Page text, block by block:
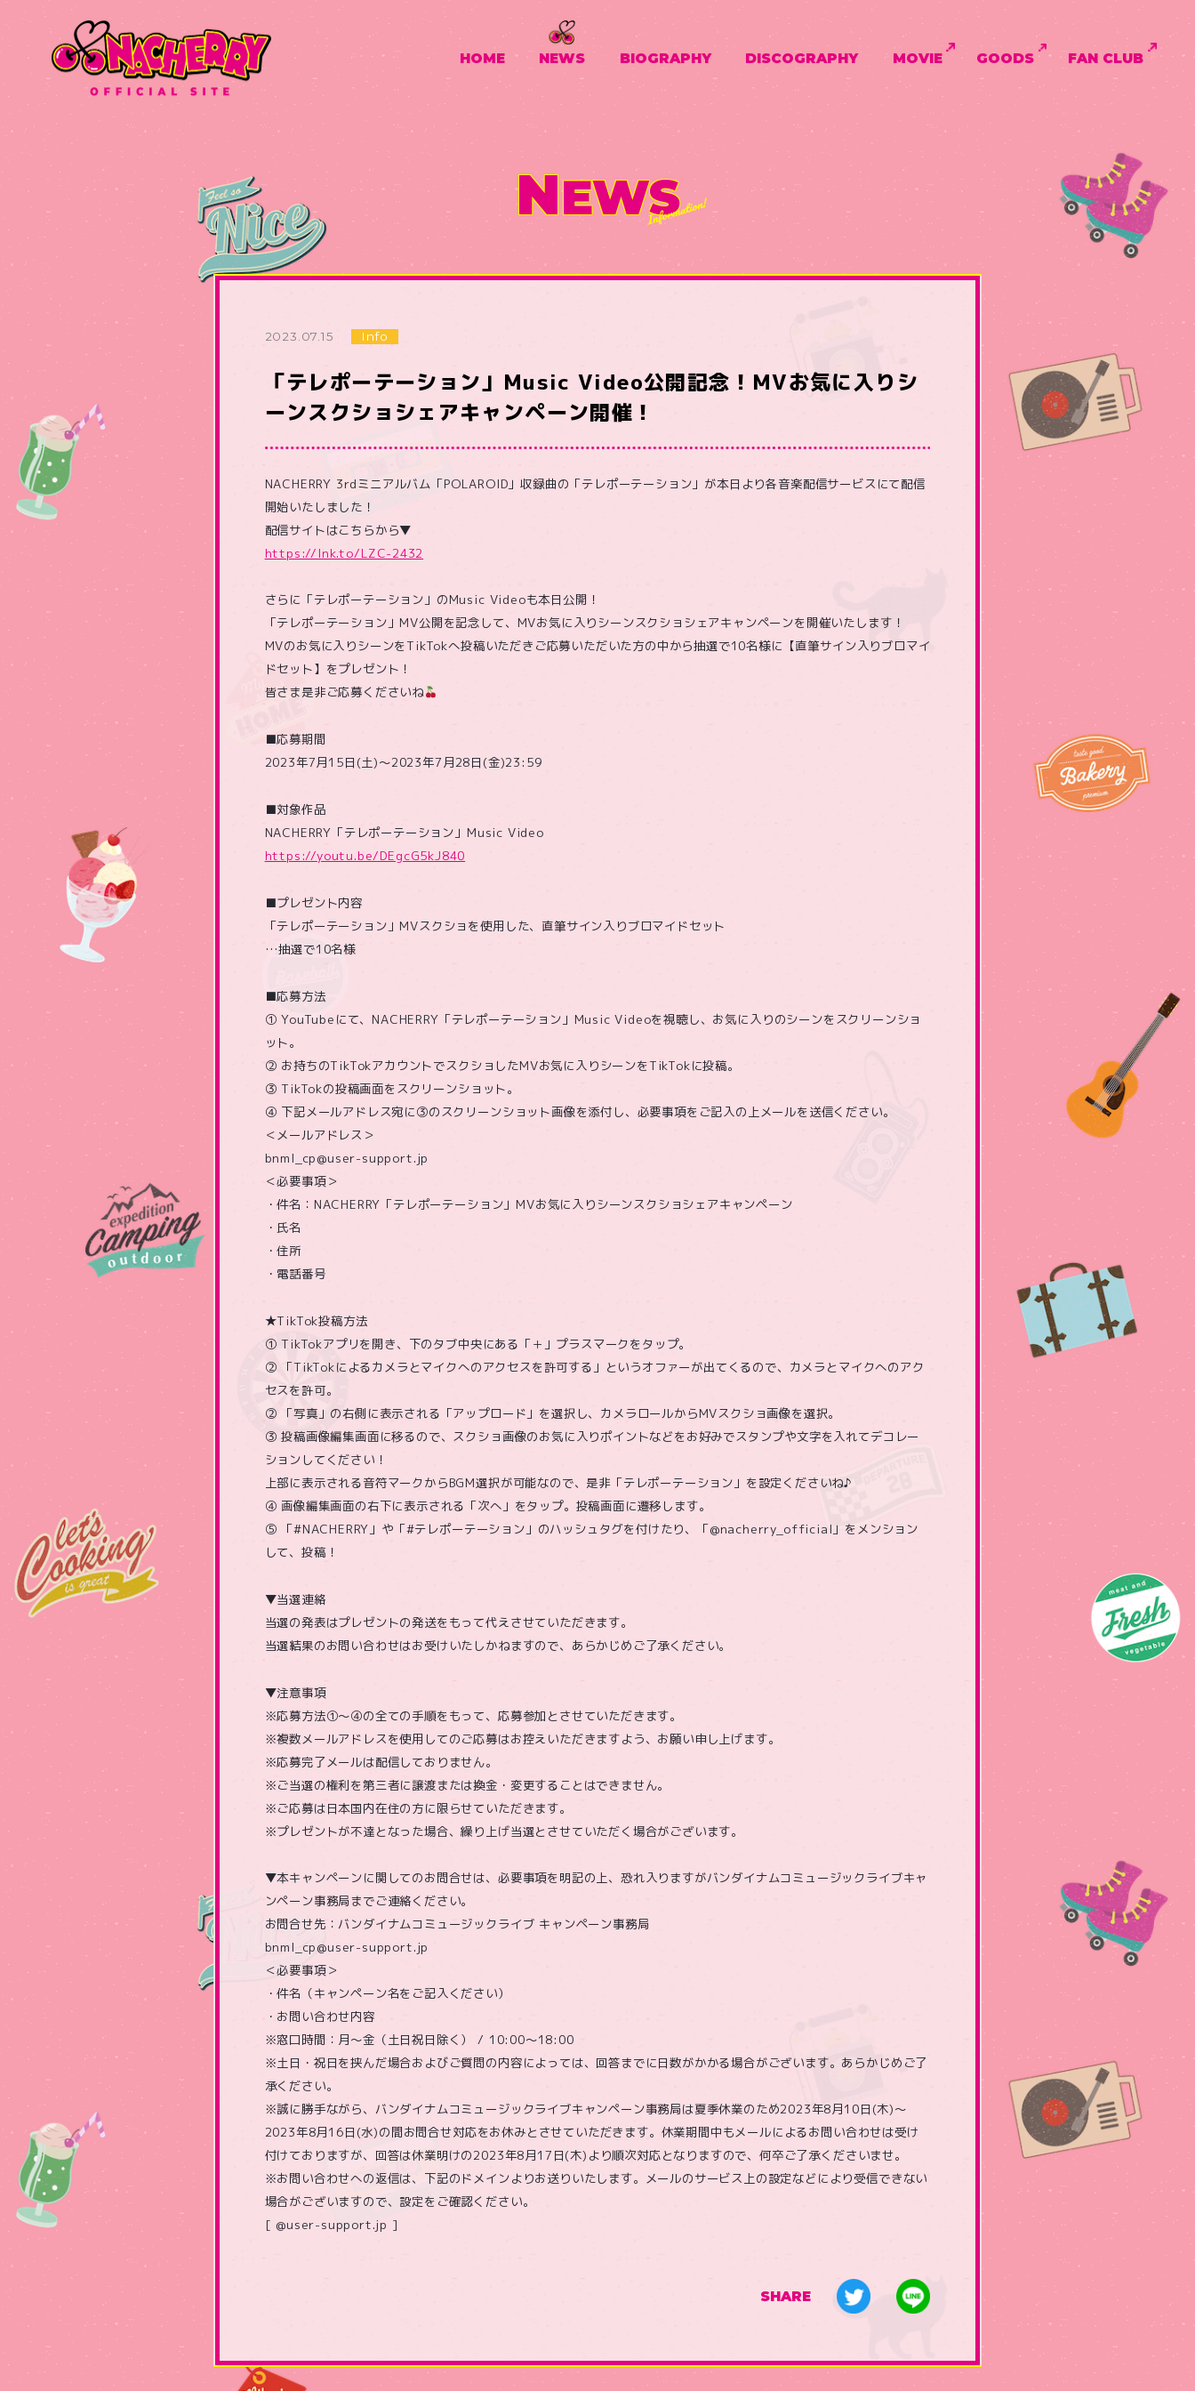
HOME NEWS BIOGRAPHY DISCOGRAPHY MOVIE GOODS FAN CLUB
NEWS
2023.07.15 Info
「テレポーテーション」Music Video公開記念！MVお気に入りシ
ーンスクショシェアキャンペーン開催！
NACHERRY 3rdミニアルバム「POLAROID」収録曲の「テレポーテーション」が本日より各音楽配信サービスにて配信
開始いたしました！
配信サイトはこちらから▼
https://lnk.to/LZC-2432
さらに「テレポーテーション」のMusic Videoも本日公開！
「テレポーテーション」MV公開を記念して、MVお気に入りシーンスクショシェアキャンペーンを開催いたします！
MVのお気に入りシーンをTikTokへ投稿いただきご応募いただいた方の中から抽選で10名様に【直筆サイン入りブロマイ
ドセット】をプレゼント！
皆さま是非ご応募くださいね
■応募期間
2023年7月15日(土)～2023年7月28日(金)23:59
■対象作品
NACHERRY「テレポーテーション」Music Video
https://youtu.be/DEgcG5kJ840
■プレゼント内容
「テレポーテーション」MVスクショを使用した、直筆サイン入りブロマイドセット
…抽選で10名様
■応募方法
① YouTubeにて、NACHERRY「テレポーテーション」Music Videoを視聴し、お気に入りのシーンをスクリーンショ
ット。
② お持ちのTikTokアカウントでスクショしたMVお気に入りシーンをTikTokに投稿。
③ TikTokの投稿画面をスクリーンショット。
④ 下記メールアドレス宛に③のスクリーンショット画像を添付し、必要事項をご記入の上メールを送信ください。
＜メールアドレス＞
bnml_cp@user-support.jp
＜必要事項＞
・件名：NACHERRY「テレポーテーション」MVお気に入りシーンスクショシェアキャンペーン
・氏名
・住所
・電話番号
★TikTok投稿方法
① TikTokアプリを開き、下のタブ中央にある「＋」プラスマークをタップ。
② 「TikTokによるカメラとマイクへのアクセスを許可する」というオファーが出てくるので、カメラとマイクへのアク
セスを許可。
② 「写真」の右側に表示される「アップロード」を選択し、カメラロールからMVスクショ画像を選択。
③ 投稿画像編集画面に移るので、スクショ画像のお気に入りポイントなどをお好みでスタンプや文字を入れてデコレー
ションしてください！
上部に表示される音符マークからBGM選択が可能なので、是非「テレポーテーション」を設定くださいね♪
④ 画像編集画面の右下に表示される「次へ」をタップ。投稿画面に遷移します。
⑤ 「#NACHERRY」や「#テレポーテーション」のハッシュタグを付けたり、「@nacherry_official」をメンション
して、投稿！
▼当選連絡
当選の発表はプレゼントの発送をもって代えさせていただきます。
当選結果のお問い合わせはお受けいたしかねますので、あらかじめご了承ください。
▼注意事項
※応募方法①～④の全ての手順をもって、応募参加とさせていただきます。
※複数メールアドレスを使用してのご応募はお控えいただきますよう、お願い申し上げます。
※応募完了メールは配信しておりません。
※ご当選の権利を第三者に譲渡または換金・変更することはできません。
※ご応募は日本国内在住の方に限らせていただきます。
※プレゼントが不達となった場合、繰り上げ当選とさせていただく場合がございます。
▼本キャンペーンに関してのお問合せは、必要事項を明記の上、恐れ入りますがバンダイナムコミュージックライブキャ
ンペーン事務局までご連絡ください。
お問合せ先：バンダイナムコミュージックライブ キャンペーン事務局
bnml_cp@user-support.jp
＜必要事項＞
・件名（キャンペーン名をご記入ください）
・お問い合わせ内容
※窓口時間：月～金（土日祝日除く） / 10:00～18:00
※土日・祝日を挟んだ場合およびご質問の内容によっては、回答までに日数がかかる場合がございます。あらかじめご了
承ください。
※誠に勝手ながら、バンダイナムコミュージックライブキャンペーン事務局は夏季休業のため2023年8月10日(木)～
2023年8月16日(水)の間お問合せ対応をお休みとさせていただきます。休業期間中もメールによるお問い合わせは受け
付けておりますが、回答は休業明けの2023年8月17日(木)より順次対応となりますので、何卒ご了承くださいませ。
※お問い合わせへの返信は、下記のドメインよりお送りいたします。メールのサービス上の設定などにより受信できない
場合がございますので、設定をご確認ください。
[ @user-support.jp ]
SHARE